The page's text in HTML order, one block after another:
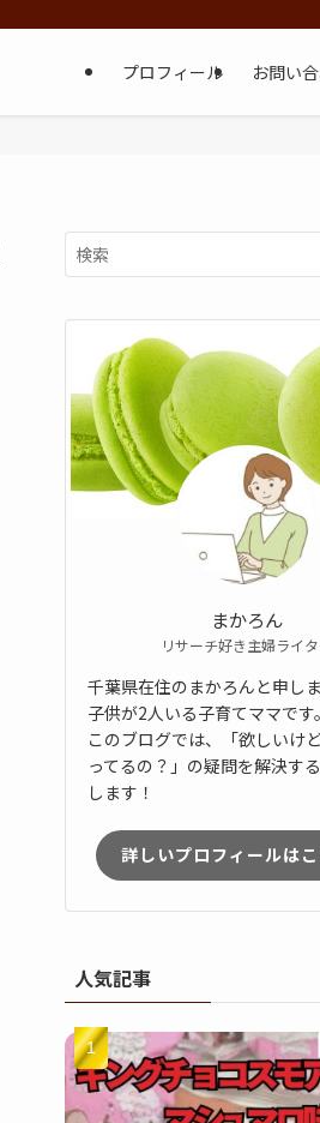
プロフィール お問い
まかろん
リサーチ好き主婦ライ
千葉県在住のまかろんと申しま
子供が2人いる子育てママです。
このブログでは、「欲しいけ
ってるの？」の疑問を解決す
します！
詳しいプロフィールはこ
人気記事